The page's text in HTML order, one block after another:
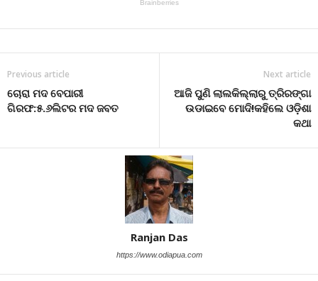
Previous article
ଚୋରା ମଦ ବେପାରୀ
ଗିରଫ:୫.୬ଲିଟର ମଦ ଜବତ
Next article
ଆଜି ପୁଣି ଲାଲକିଲ୍ଲାରୁ ତ୍ରିରଙ୍ଗା
ଉଡାଇବେ ମୋଦି!କହିଲେ ଓଡ଼ିଶା
କଥା
Ranjan Das
https://www.odiapua.com